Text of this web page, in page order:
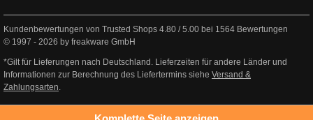
Kundenbewertungen von Trusted Shops 4.80 /5.00 bei 1564 Bewertungen
© 1997 - 2026 by freakware GmbH
*Gilt für Lieferungen nach Deutschland. Lieferzeiten für andere Länder und
Informationen zur Berechnung des Liefertermins siehe Versand &
Zahlungsarten.